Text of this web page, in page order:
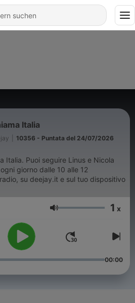
Italia
10356 - Puntata del 24/07/2026
Italia. Puoi seguire Linus e Nicola
giorno dalle 10 alle 12
su deejay.it e sul tuo dispositivo
Lautstärke 1 x
00:00